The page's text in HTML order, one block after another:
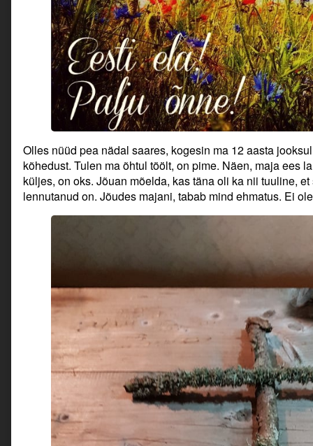
Olles nüüd pea nädal saares, kogesin ma 12 aasta
kõhedust. Tulen ma õhtul töölt, on pime. Näen, maja ees
küljes, on oks. Jõuan mõelda, kas täna oli ka nii tuuline,
lennutanud on. Jõudes majani, tabab mind ehmatus. Ei